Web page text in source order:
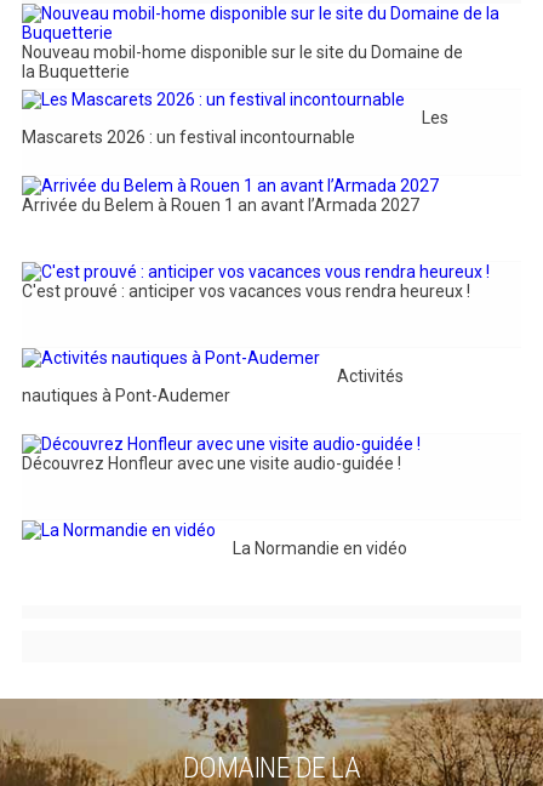
Nouveau mobil-home disponible sur le site du Domaine de
la Buquetterie
Les
Mascarets 2026 : un festival incontournable
Arrivée du Belem à Rouen 1 an avant l’Armada 2027
C'est prouvé : anticiper vos vacances vous rendra heureux !
Activités
nautiques à Pont-Audemer
Découvrez Honfleur avec une visite audio-guidée !
La Normandie en vidéo
DOMAINE DE LA